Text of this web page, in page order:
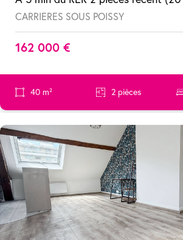
CARRIERES SOUS POISSY
162 000 €
40 m² 2 pièces